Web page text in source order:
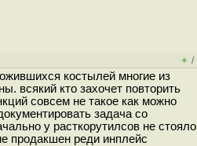
+ /
костылей многие из
всякий кто захочет повторить
совсем не такое как можно
задача со
у расткорутилсов не стояло
продакшен реди инплейс